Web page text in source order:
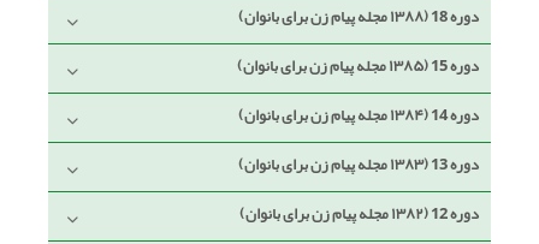
دوره 18 (۱۳۸۸ مجله پیام زن برای بانوان)
دوره 15 (۱۳۸۵ مجله پیام زن برای بانوان)
دوره 14 (۱۳۸۴ مجله پیام زن برای بانوان)
دوره 13 (۱۳۸۳ مجله پیام زن برای بانوان)
دوره 12 (۱۳۸۲ مجله پیام زن برای بانوان)